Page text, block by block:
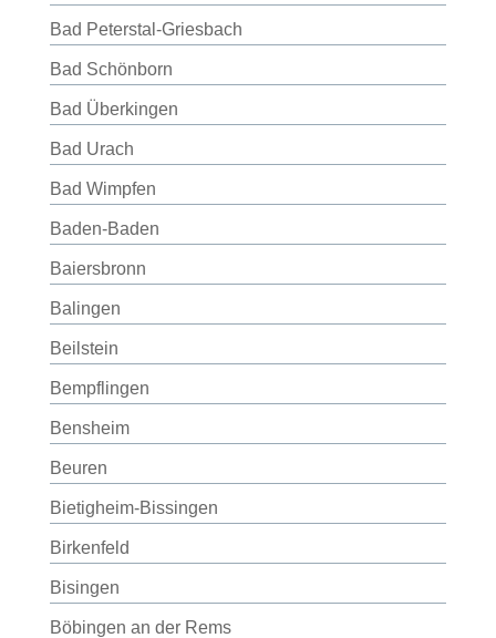
Bad Peterstal-Griesbach
Bad Schönborn
Bad Überkingen
Bad Urach
Bad Wimpfen
Baden-Baden
Baiersbronn
Balingen
Beilstein
Bempflingen
Bensheim
Beuren
Bietigheim-Bissingen
Birkenfeld
Bisingen
Böbingen an der Rems